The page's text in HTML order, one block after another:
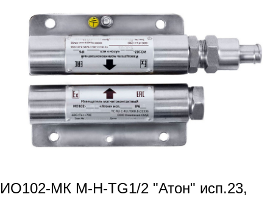
ИО102-МК М-Н-ТG1/2 "Атон" исп.23,